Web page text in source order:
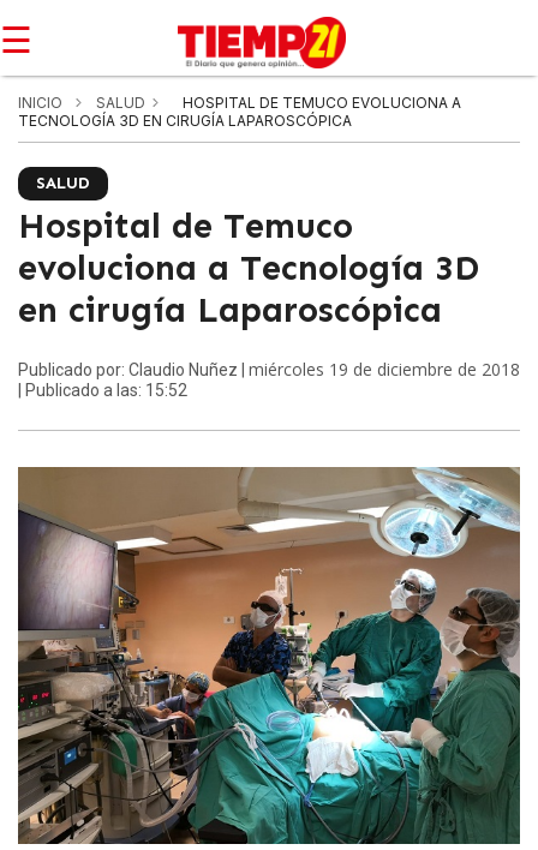
☰
INICIO SALUD
HOSPITAL DE TEMUCO EVOLUCIONA A
TECNOLOGÍA 3D EN CIRUGÍA LAPAROSCÓPICA
SALUD
Hospital de Temuco
evoluciona a Tecnología 3D
en cirugía Laparoscópica
Publicado por: Claudio Nuñez | miércoles 19 de diciembre de 2018
| Publicado a las: 15:52